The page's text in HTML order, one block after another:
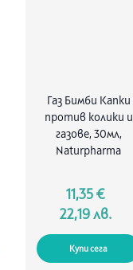
Газ Бимби Капки
против колики и
газове, 30мл,
Naturpharma
11,35 €
22,19 лв.
Купи сега